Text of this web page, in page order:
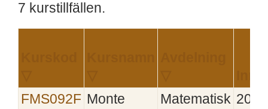
7 kurstillfällen.
FMS092F Monte
Matematisk